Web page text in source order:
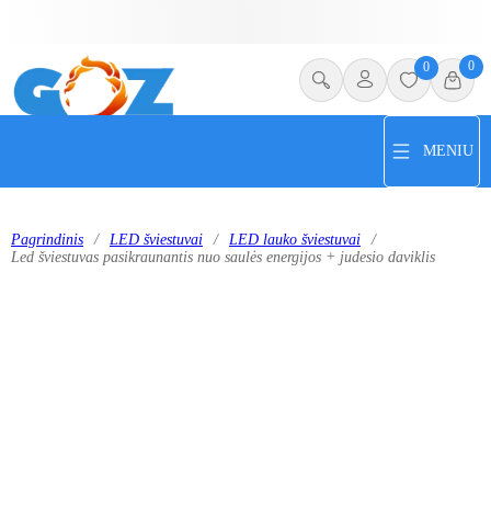
0 0
MENIU
Pagrindinis / LED šviestuvai / LED lauko šviestuvai
/
Led šviestuvas pasikraunantis nuo saulės energijos + judesio daviklis